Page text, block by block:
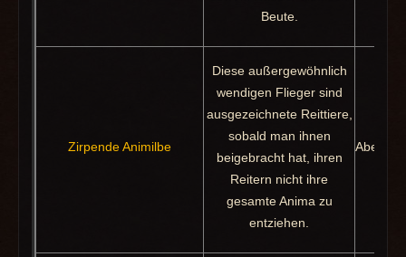
Beute.
Zirpende Animilbe
Diese außergewöhnlich
wendigen Flieger sind
ausgezeichnete Reittiere,
sobald man ihnen
beigebracht hat, ihren
Reitern nicht ihre
gesamte Anima zu
entziehen.